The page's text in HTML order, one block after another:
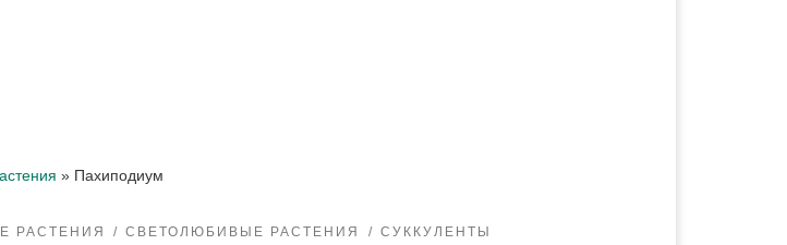
» Пахиподиум
РАСТЕНИЯ СВЕТОЛЮБИВЫЕ РАСТЕНИЯ СУККУЛЕНТЫ